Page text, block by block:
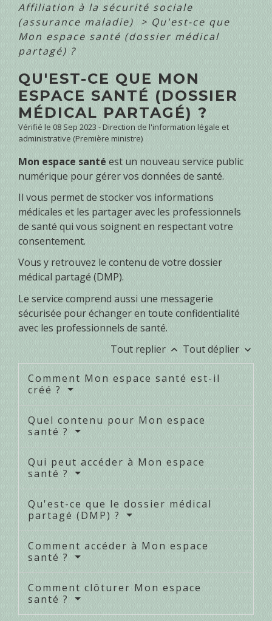
Affiliation à la sécurité sociale
(assurance maladie)
> Qu'est-ce que
Mon espace santé (dossier médical
partagé) ?
QU'EST-CE QUE MON
ESPACE SANTÉ (DOSSIER
MÉDICAL PARTAGÉ) ?
Vérifié le 08 Sep 2023 - Direction de l'information légale et
administrative (Première ministre)
Mon espace santé est un nouveau service public
numérique pour gérer vos données de santé.
Il vous permet de stocker vos informations
médicales et les partager avec les professionnels
de santé qui vous soignent en respectant votre
consentement.
Vous y retrouvez le contenu de votre dossier
médical partagé (DMP).
Le service comprend aussi une messagerie
sécurisée pour échanger en toute confidentialité
avec les professionnels de santé.
Tout replier keyboard_arrow_up Tout déplier keyboard_arrow_down
Comment Mon espace santé est-il
créé ?
Quel contenu pour Mon espace
santé ?
Qui peut accéder à Mon espace
santé ?
Qu'est-ce que le dossier médical
partagé (DMP) ?
Comment accéder à Mon espace
santé ?
Comment clôturer Mon espace
santé ?